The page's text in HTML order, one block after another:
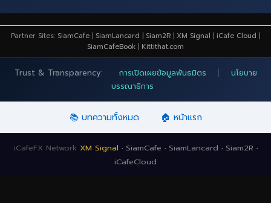
Partner Sites: SiamCafe | SiamLancard | Siam2R | XM Signal | iCafe Cloud |
SiamCafeBook | Kittithat.com
Trust & Transparency: การเปิดเผยข้อมูลพันธมิตร |
นโยบาย
บรรณาธิการ
📚 บทความทั้งหมด 🏠 หน้าแรก
iCafeFX Network XM Signal · SiamCafe · SiamLancard · Siam2R ·
iCafeCloud